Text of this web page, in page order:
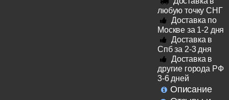
любую точку СНГ
Доставка по
Москве за 1-2 дня
Доставка в
Спб за 2-3 дня
Доставка в
другие города РФ
3-6 дней
Описание